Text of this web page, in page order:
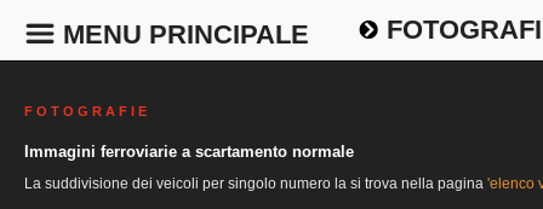
MENU PRINCIPALE
F O T O G R A F I E
Immagini ferroviarie a scartamento normale
La suddivisione dei veicoli per singolo numero la si trova nella pagina 'elenco